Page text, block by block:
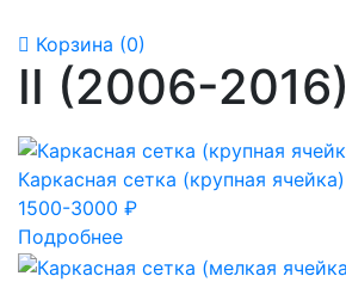
Корзина (0)
II (2006-2016)
Каркасная сетка (крупная ячейка)
1500-3000 ₽
Подробнее